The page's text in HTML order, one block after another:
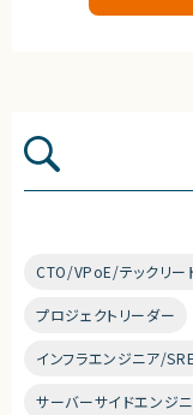
CTO/VPoE/テックリー
プロジェクトリーダー
インフラエンジニア/SRE
サーバーサイドエンジ